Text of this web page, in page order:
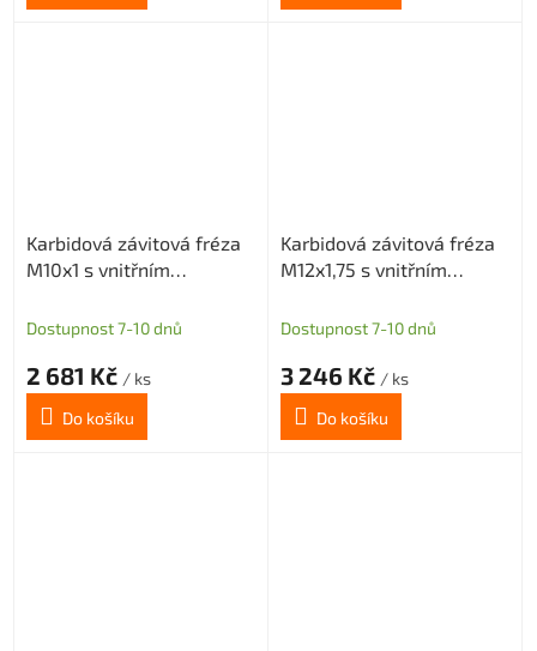
Karbidová závitová fréza
M10x1 s vnitřním
Dostupnost 7-10 dnů
2 681 Kč / ks
Do košíku
Karbidová závitová fréza
M12x1,75 s vnitřním
Dostupnost 7-10 dnů
3 246 Kč / ks
Do košíku